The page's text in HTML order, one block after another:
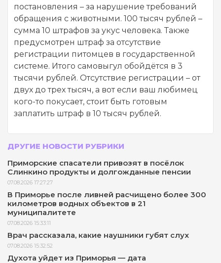
постановления – за нарушение требований
обращения с животными. 100 тысяч рублей –
сумма 10 штрафов за укус человека. Также
предусмотрен штраф за отсутствие
регистрации питомцев в государственной
системе. Итого самовыгул обойдётся в 3
тысячи рублей. Отсутствие регистрации – от
двух до трех тысяч, а вот если ваш любимец
кого-то покусает, стоит быть готовым
заплатить штраф в 10 тысяч рублей.
ДРУГИЕ НОВОСТИ РУБРИКИ
Приморские спасатели привозят в посёлок
Слинкино продукты и долгожданные пенсии
07.08.2026 17:27:27
В Приморье после ливней расчищено более 300
километров водных объектов в 21
муниципалитете
07.08.2026 15:33:11
Врач рассказала, какие наушники губят слух
07.08.2026 15:32:52
Духота уйдет из Приморья — дата